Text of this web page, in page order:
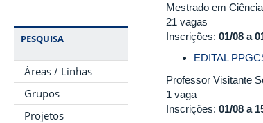
PESQUISA
Áreas / Linhas
Grupos
Projetos
Mestrado em
21 vagas
Inscrições: 01/08 a
EDITAL
Professor Visitante
1 vaga
Inscrições: 01/08 a